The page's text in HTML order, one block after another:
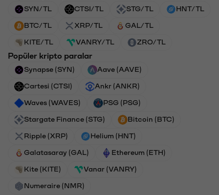
SYN/TL CTSI/TL STG/TL HNT/TL
BTC/TL XRP/TL GAL/TL
KITE/TL VANRY/TL ZRO/TL
Popüler kripto paralar
Synapse (SYN) Aave (AAVE)
Cartesi (CTSI) Ankr (ANKR)
Waves (WAVES) PSG (PSG)
Stargate Finance (STG) Bitcoin (BTC)
Ripple (XRP) Helium (HNT)
Galatasaray (GAL) Ethereum (ETH)
Kite (KITE) Vanar (VANRY)
Numeraire (NMR)